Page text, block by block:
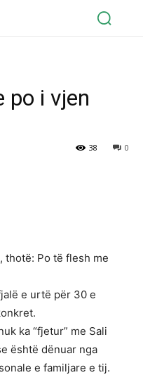
po i vjen
0
38
thotë: Po të flesh me
e urtë për 30 e
ka “fjetur” me Sali
është dënuar nga
e familjare e tij.